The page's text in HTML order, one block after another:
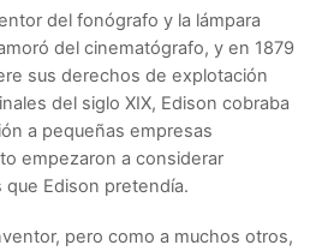
del fonógrafo y la lámpara
del cinematógrafo, y en 1879
sus derechos de explotación
del siglo XIX, Edison cobraba
a pequeñas empresas
empezaron a considerar
Edison pretendía.
pero como a muchos otros,